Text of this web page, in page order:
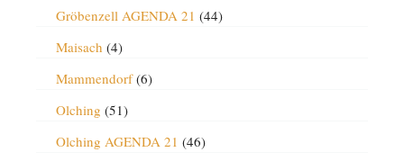
Gröbenzell AGENDA 21 (44)
Maisach (4)
Mammendorf(6)
Olching (51)
Olching AGENDA 21 (46)